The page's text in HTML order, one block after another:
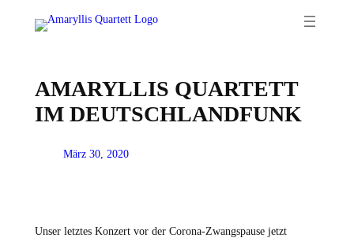
AMARYLLIS QUARTETT
IM DEUTSCHLANDFUNK
März 30, 2020
Unser letztes Konzert vor der Corona-Zwangspause jetzt